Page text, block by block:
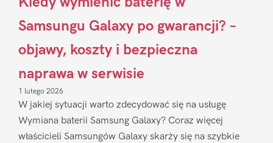
Samsungu Galaxy po gwarancji? –
objawy, koszty i bezpieczna
naprawa w serwisie
1 lutego 2026
W jakiej sytuacji warto zdecydować się na usługę
Wymiana baterii Samsung Galaxy? Coraz więcej
właścicieli Samsungów Galaxy skarży się na szybkie